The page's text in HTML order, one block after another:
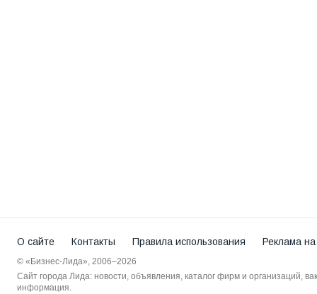
О сайте Контакты Правила использования Реклама
© «Бизнес-Лида», 2006–2026
Сайт города Лида: новости, объявления, каталог фирм и организаций,
информация.